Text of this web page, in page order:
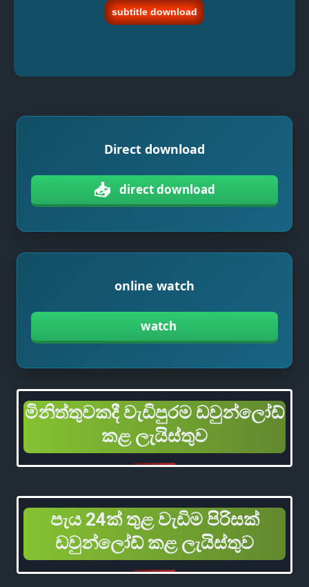
subtitle download
Direct download
📥 direct download
online watch
watch
මිනිත්තුවකදී වැඩිපුරම ඩවුන්ලෝඩ්
කළ ලැයිස්තුව
පැය 24ක් තුළ වැඩිම පිරිසක්
ඩවුන්ලෝඩ් කළ ලැයිස්තුව